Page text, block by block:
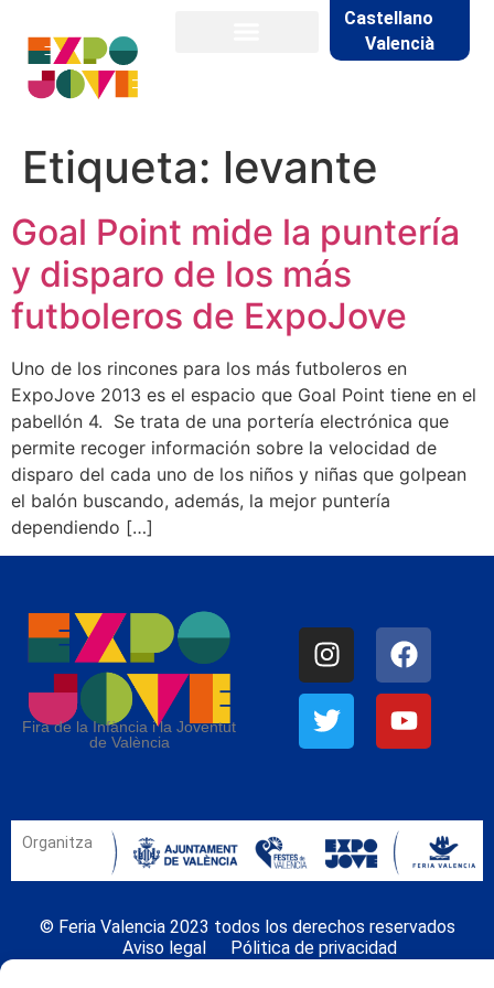
Castellano
Valencià
Etiqueta: levante
Goal Point mide la puntería
y disparo de los más
futboleros de ExpoJove
Uno de los rincones para los más futboleros en
ExpoJove 2013 es el espacio que Goal Point tiene en el
pabellón 4. Se trata de una portería electrónica que
permite recoger información sobre la velocidad de
disparo del cada uno de los niños y niñas que golpean
el balón buscando, además, la mejor puntería
dependiendo […]
Fira de la Infància i la Joventut
de València
Organitza
© Feria Valencia 2023 todos los derechos reservados
Aviso legal
Pólitica de privacidad